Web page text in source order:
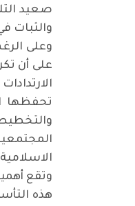
صعيد
والثبات
وعلى
على أن
تحفظها
وتقع
هذه